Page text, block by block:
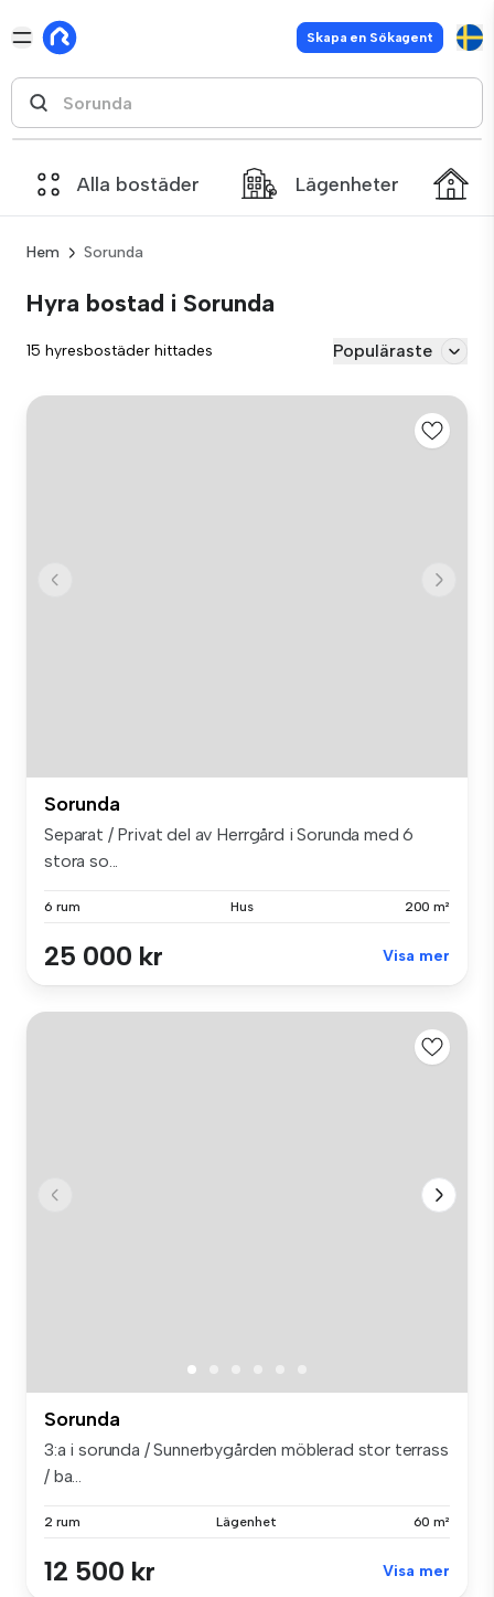
Skapa en Sökagent
Alla bostäder Lägenheter
Hem Sorunda
Hyra bostad i Sorunda
15 hyresbostäder hittades Populäraste
Sorunda
Separat / Privat del av Herrgård i Sorunda med 6
stora so...
6 rum Hus 200 m²
25 000 kr Visa mer
Sorunda
3:a i sorunda / Sunnerbygården möblerad stor terrass
/ ba...
2 rum Lägenhet 60 m²
12 500 kr Visa mer